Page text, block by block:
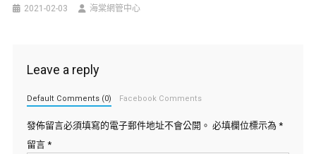
2021-02-03 海棠網管中心
Leave a reply
Default Comments (0) Facebook Comments
發佈留言必須填寫的電子郵件地址不會公開。 必填欄位標示為 *
留言 *